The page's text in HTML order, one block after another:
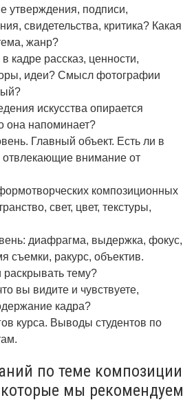
утверждения, подписи,
свидетельства, критика? Какая
жанр?
кадре рассказ, ценности,
идеи? Смысл фотографии
искусства опирается
она напоминает?
Главный объект. Есть ли в
внимание от
композиционных
свет, цвет, текстуры,
диафрагма, выдержка, фокус,
съемки, ракурс, объектив.
тему?
вы видите и чувствуете,
кадра?
курса. Выводы студентов по
по теме композиции
мы рекомендуем